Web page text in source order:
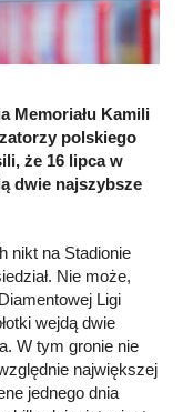
Memoriału Kamili
polskiego
że 16 lipca w
dwie najszybsze
nikt na Stadionie
Nie może,
Ligi
wejdą dwie
W tym gronie nie
największej
jednego dnia